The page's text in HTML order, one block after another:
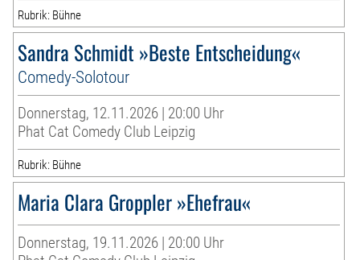
Rubrik: Bühne
Sandra Schmidt »Beste Entscheidung«
Comedy-Solotour
Donnerstag, 12.11.2026 | 20:00 Uhr
Phat Cat Comedy Club Leipzig
Rubrik: Bühne
Maria Clara Groppler »Ehefrau«
Donnerstag, 19.11.2026 | 20:00 Uhr